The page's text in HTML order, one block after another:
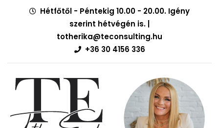
Hétfőtől - Péntekig 10.00 - 20.00. Igény
szerint hétvégén is. |
totherika@teconsulting.hu
+36 30 4156 336